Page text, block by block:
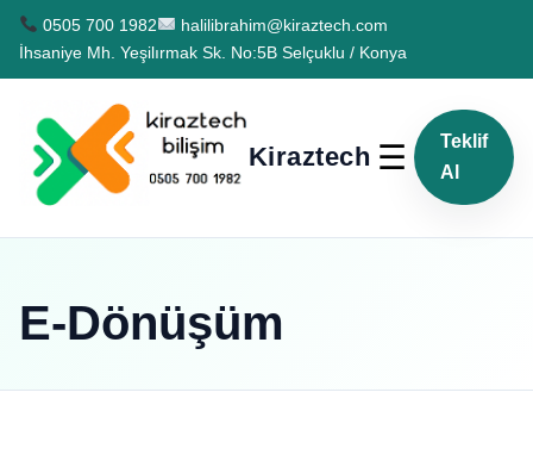
0505 700 1982
halilibrahim@kiraztech.com
İhsaniye Mh. Yeşilırmak Sk. No:5B Selçuklu / Konya
Kiraztech ☰
Teklif
Al
E-Dönüşüm